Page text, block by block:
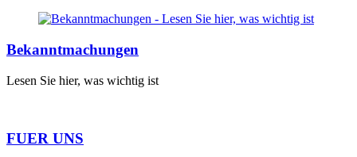
Bekanntmachungen
Lesen Sie hier, was wichtig ist
FUER UNS